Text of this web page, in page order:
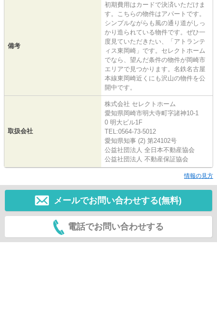
備考
初期費用はカードで決済いただけま
す。こちらの物件はアパートです。
シンプルながらも風の通り道がしっ
かり造られている物件です。ぜひ一
度見ていただきたい、「アトランテ
ィス東岡崎」です。セレクトホーム
でなら、望んだ条件の物件が岡崎市
エリアで見つかります。名鉄名古屋
本線東岡崎近くにも沢山の物件を公
開中です。
取扱会社
株式会社 セレクトホーム
愛知県岡崎市明大寺町字諸神10-1
0 明大ビル1F
TEL:0564-73-5012
愛知県知事 (2) 第24102号
公益社団法人 全日本不動産協会
公益社団法人 不動産保証協会
情報の見方
メールでお問い合わせする(無料)
電話でお問い合わせする